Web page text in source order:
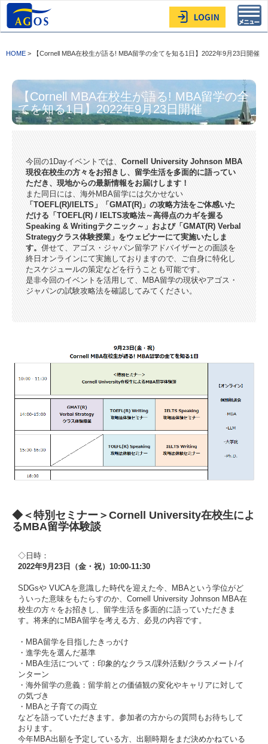
HOME > 【Cornell MBA在校生が語る! MBA留学の全てを知る1日】2022年9月23日開催
【Cornell MBA在校生が語る! MBA留学の全
てを知る1日】2022年9月23日開催
今回の1Dayイベントでは、 Cornell University Johnson MBA
現役在校生の方々をお招きし、留学生活を多面的に語ってい
ただき、現地からの最新情報をお届けします！
また同日には、海外MBA留学には欠かせない
「TOEFL(R)/IELTS」「GMAT(R)」の攻略方法をご体感いた
だける「TOEFL(R) / IELTS攻略法～高得点のカギを握る
Speaking & Writingテクニック～」および「GMAT(R) Verbal
Strategyクラス体験授業」をウェビナーにて実施いたしま
す。 併せて、アゴス・ジャパン留学アドバイザーとの面談を
終日オンラインにて実施しておりますので、ご自身に特化し
たスケジュールの策定などを行うことも可能です。
是非今回のイベントを活用して、MBA留学の現状やアゴス・
ジャパンの試験攻略法を確認してみてください。
◆＜特別セミナー＞Cornell University在校生によ
るMBA留学体験談
◇日時：
2022年9月23日（金・祝）10:00-11:30
SDGsや VUCAを意識した時代を迎えた今、MBAという学位がど
ういった意味をもたらすのか、Cornell University Johnson MBA在
校生の方々をお招きし、留学生活を多面的に語っていただきま
す。将来的にMBA留学を考える方、必見の内容です。
・MBA留学を目指したきっかけ
・進学先を選んだ基準
・MBA生活について：印象的なクラス/課外活動/クラスメート/イ
ンターン
・海外留学の意義：留学前との価値観の変化やキャリアに対して
の気づき
・MBAと子育ての両立
などを語っていただきます。参加者の方からの質問もお待ちして
おります。
今年MBA出願を予定している方、出願時期をまだ決めかねている